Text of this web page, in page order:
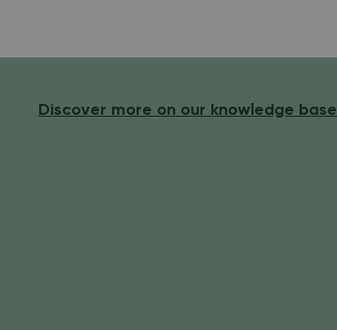
Discover more on our knowledge base